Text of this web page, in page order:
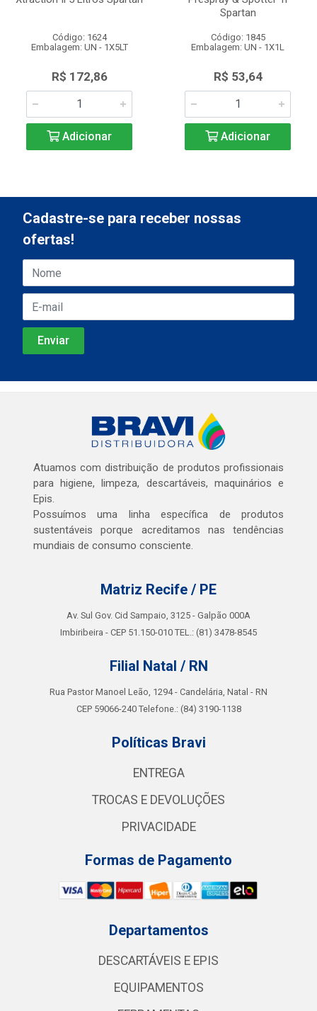
Código: 1624
Embalagem: UN - 1X5LT
R$ 172,86
Adicionar
Spartan
Código: 1845
Embalagem: UN - 1X1L
R$ 53,64
Adicionar
Cadastre-se para receber nossas
ofertas!
Atuamos com distribuição de produtos profissionais
para higiene, limpeza, descartáveis, maquinários e
Epis.
Possuímos uma linha específica de produtos
sustentáveis porque acreditamos nas tendências
mundiais de consumo consciente.
Matriz Recife / PE
Av. Sul Gov. Cid Sampaio, 3125 - Galpão 000A
Imbiribeira - CEP 51.150-010 TEL.: (81) 3478-8545
Filial Natal / RN
Rua Pastor Manoel Leão, 1294 - Candelária, Natal - RN
CEP 59066-240 Telefone.: (84) 3190-1138
Políticas Bravi
ENTREGA
TROCAS E DEVOLUÇÕES
PRIVACIDADE
Formas de Pagamento
Departamentos
DESCARTÁVEIS E EPIS
EQUIPAMENTOS